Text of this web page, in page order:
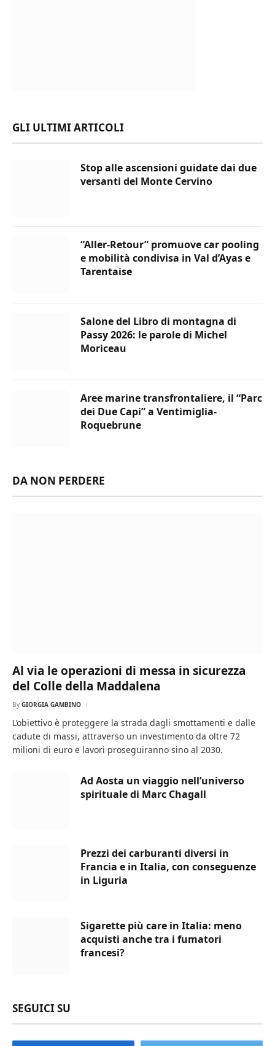
GLI ULTIMI ARTICOLI
Stop alle ascensioni guidate dai due
versanti del Monte Cervino
“Aller-Retour” promuove car pooling
e mobilità condivisa in Val d’Ayas e
Tarentaise
Salone del Libro di montagna di
Passy 2026: le parole di Michel
Moriceau
Aree marine transfrontaliere, il “Parc
dei Due Capi” a Ventimiglia-
Roquebrune
DA NON PERDERE
Al via le operazioni di messa in sicurezza
del Colle della Maddalena
By GIORGIA GAMBINO
L’obiettivo è proteggere la strada dagli smottamenti e dalle
cadute di massi, attraverso un investimento da oltre 72
milioni di euro e lavori proseguiranno sino al 2030.
Ad Aosta un viaggio nell’universo
spirituale di Marc Chagall
Prezzi dei carburanti diversi in
Francia e in Italia, con conseguenze
in Liguria
Sigarette più care in Italia: meno
acquisti anche tra i fumatori
francesi?
SEGUICI SU